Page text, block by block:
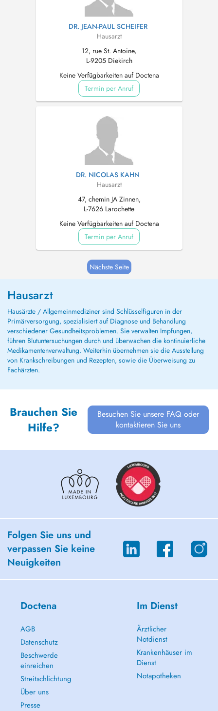
DR. JEAN-PAUL SCHEIFER
Hausarzt
12, rue St. Antoine,
L-9205 Diekirch
Keine Verfügbarkeiten auf Doctena
Termin per Anruf
DR. NICOLAS KAHN
Hausarzt
47, chemin JA Zinnen,
L-7626 Larochette
Keine Verfügbarkeiten auf Doctena
Termin per Anruf
Nächste Seite
Hausarzt
Hausärzte / Allgemeinmediziner sind Schlüsselfiguren in der
Primärversorgung, spezialisiert auf Diagnose und Behandlung
verschiedener Gesundheitsproblemen. Sie verwalten Impfungen,
führen Blutuntersuchungen durch und überwachen die kontinuierliche
Medikamentenverwaltung. Weiterhin übernehmen sie die Ausstellung
von Krankschreibungen und Rezepten, sowie die Überweisung zu
Fachärzten.
Brauchen Sie
Hilfe?
Besuchen Sie unsere FAQ oder
kontaktieren Sie uns
Folgen Sie uns und
verpassen Sie keine
Neuigkeiten
Doctena
AGB
Datenschutz
Beschwerde
einreichen
Streitschlichtung
Über uns
Presse
Im Dienst
Ärztlicher
Notdienst
Krankenhäuser im
Dienst
Notapotheken